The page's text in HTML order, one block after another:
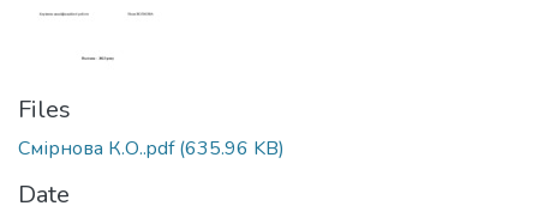
Files
Смірнова К.О..pdf(635.96 KB)
Date